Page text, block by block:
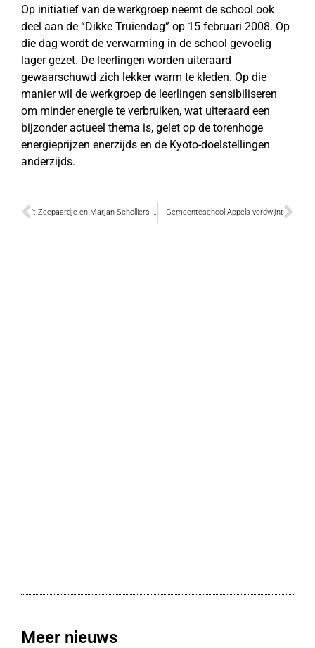
Op initiatief van de werkgroep neemt de school ook
deel aan de “Dikke Truiendag” op 15 februari 2008. Op
die dag wordt de verwarming in de school gevoelig
lager gezet. De leerlingen worden uiteraard
gewaarschuwd zich lekker warm te kleden. Op die
manier wil de werkgroep de leerlingen sensibiliseren
om minder energie te verbruiken, wat uiteraard een
bijzonder actueel thema is, gelet op de torenhoge
energieprijzen enerzijds en de Kyoto-doelstellingen
anderzijds.
’t Zeepaardje en Marjan Scholliers in de prijzen Gemeenteschool Appels verdwijnt
Meer nieuws